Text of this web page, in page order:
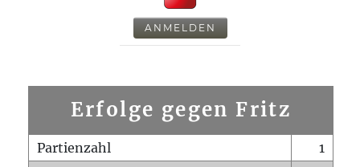
ANMELDEN
Erfolge gegen Fritz
Partienzahl
1